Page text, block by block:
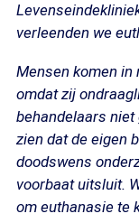
verleenden we
Mensen komen in
omdat zij
behandelaars niet
zien dat de eigen
doodswens
voorbaat uitsluit.
om euthanasie te